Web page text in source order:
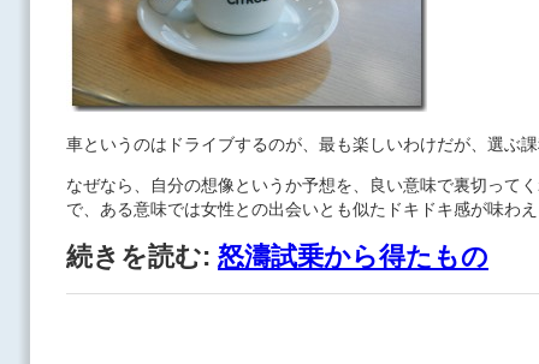
車というのはドライブするのが、最も楽しいわけだが、選ぶ
なぜなら、自分の想像というか予想を、良い意味で裏切って
で、ある意味では女性との出会いとも似たドキドキ感が味わ
続きを読む: 怒濤試乗から得たもの